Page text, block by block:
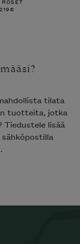
€
tilata
tuotteita, jotka
Tiedustele lisää
.